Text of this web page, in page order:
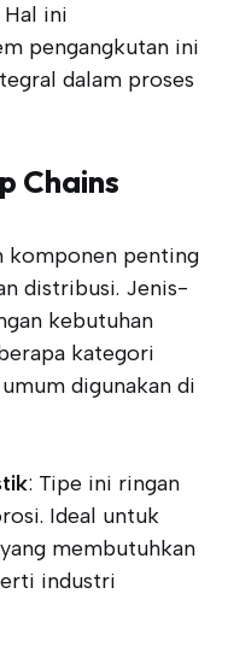
ini
pengangkutan ini
dalam proses
Chains
komponen penting
distribusi. Jenis-
kebutuhan
kategori
digunakan di
: Tipe ini ringan
Ideal untuk
membutuhkan
industri